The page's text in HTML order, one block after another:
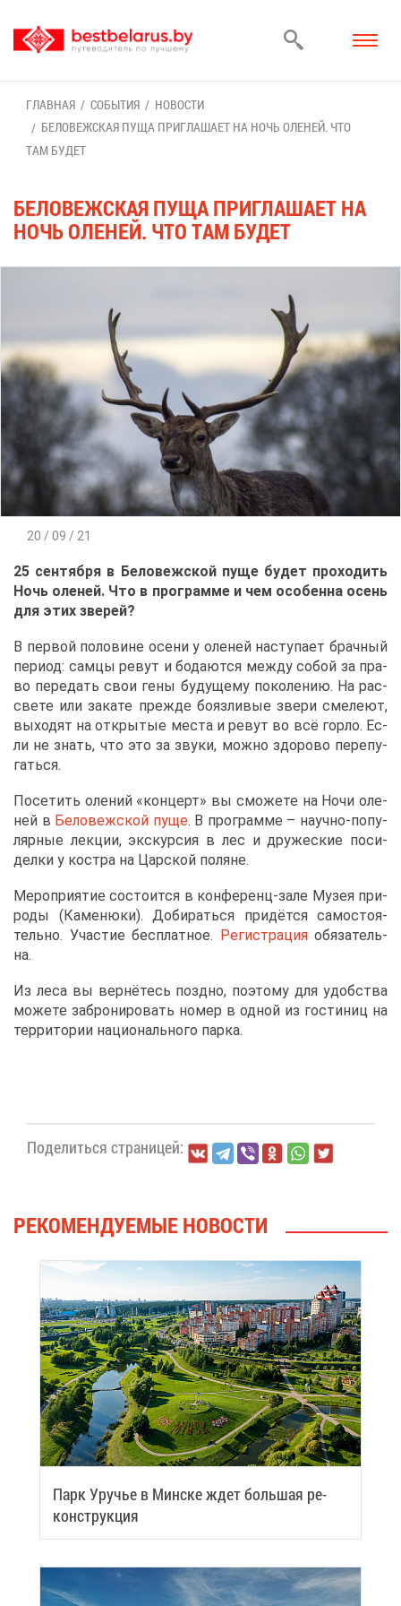
ГЛАВ­НАЯ СО­БЫ­ТИЯ
НО­ВО­СТИ
БЕ­ЛО­ВЕЖ­СКАЯ ПУ­ЩА ПРИ­ГЛА­ША­ЕТ НА НОЧЬ ОЛЕ­НЕЙ. ЧТО
ТАМ БУ­ДЕТ
БЕ­ЛО­ВЕЖ­СКАЯ ПУ­ЩА ПРИ­ГЛА­ША­ЕТ НА
НОЧЬ ОЛЕ­НЕЙ. ЧТО ТАМ БУ­ДЕТ
20 / 09 / 21
25 сен­тяб­ря в Бе­ло­веж­ской пу­ще бу­дет про­хо­дить
Ночь оле­ней. Что в про­грам­ме и чем осо­бен­на осень
для этих зве­рей?
В пер­вой по­ло­вине осе­ни у оле­ней на­сту­па­ет брач­ный
пе­ри­од: сам­цы ре­вут и бо­да­ют­ся меж­ду со­бой за пра­
во пе­ре­дать свои ге­ны бу­ду­ще­му по­ко­ле­нию. На рас­
све­те или за­ка­те пре­жде бо­яз­ли­вые зве­ри сме­ле­ют,
вы­хо­дят на от­кры­тые ме­ста и ре­вут во всё гор­ло. Ес­
ли не знать, что это за зву­ки, мож­но здо­ро­во пе­ре­пу­
гать­ся.
По­се­тить оле­ний «кон­церт» вы смо­же­те на Но­чи оле­
ней в Бе­ло­веж­ской пу­ще. В про­грам­ме – на­уч­но-по­пу­
ляр­ные лек­ции, экс­кур­сия в лес и дру­же­ские по­си­
дел­ки у ко­ст­ра на Цар­ской по­ляне.
Ме­ро­при­я­тие со­сто­ит­ся в кон­фе­ренц-за­ле Му­зея при­
ро­ды (Ка­ме­ню­ки). До­би­рать­ся при­дёт­ся са­мо­сто­я­
тель­но. Уча­стие бес­плат­ное. Ре­ги­стра­цияобя­за­тель­
на.
Из ле­са вы вер­нё­тесь позд­но, по­это­му для удоб­ства
мо­же­те за­бро­ни­ро­вать но­мер в од­ной из го­сти­ниц на
тер­ри­то­рии на­ци­о­наль­но­го пар­ка.
По­де­лить­ся стра­ни­цей:
РЕ­КО­МЕН­ДУ­Е­МЫЕ НО­ВО­СТИ
Парк Уру­чье в Мин­ске ждет боль­шая ре­
кон­струк­ция